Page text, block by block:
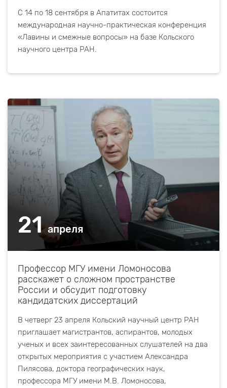
С 14 по 18 сентября в Апатитах состоится
международная научно-практическая конференция
«Лавины и смежные вопросы» на базе Кольского
научного центра РАН.
21 апреля
Профессор МГУ имени Ломоносова
расскажет о сложном пространстве
России и обсудит подготовку
кандидатских диссертаций
В четверг 23 апреля Кольский научный центр РАН
приглашает магистрантов, аспирантов, молодых
ученых и всех заинтересованных слушателей на два
открытых мероприятия с участием Александра
Пилясова, доктора географических наук,
профессора МГУ имени М.В. Ломоносова,